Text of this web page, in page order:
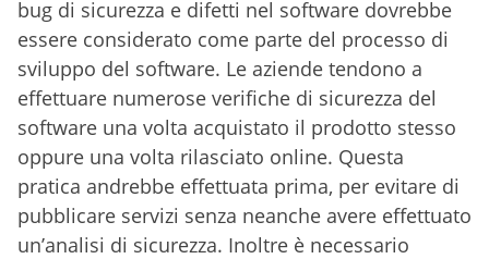
bug di sicurezza e difetti nel software dovrebbe
essere considerato come parte del processo di
sviluppo del software. Le aziende tendono a
effettuare numerose verifiche di sicurezza del
software una volta acquistato il prodotto stesso
oppure una volta rilasciato online. Questa
pratica andrebbe effettuata prima, per evitare di
pubblicare servizi senza neanche avere effettuato
un’analisi di sicurezza. Inoltre è necessario